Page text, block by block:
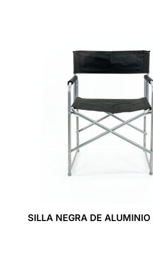
SILLA NEGRA DE ALUMINIO